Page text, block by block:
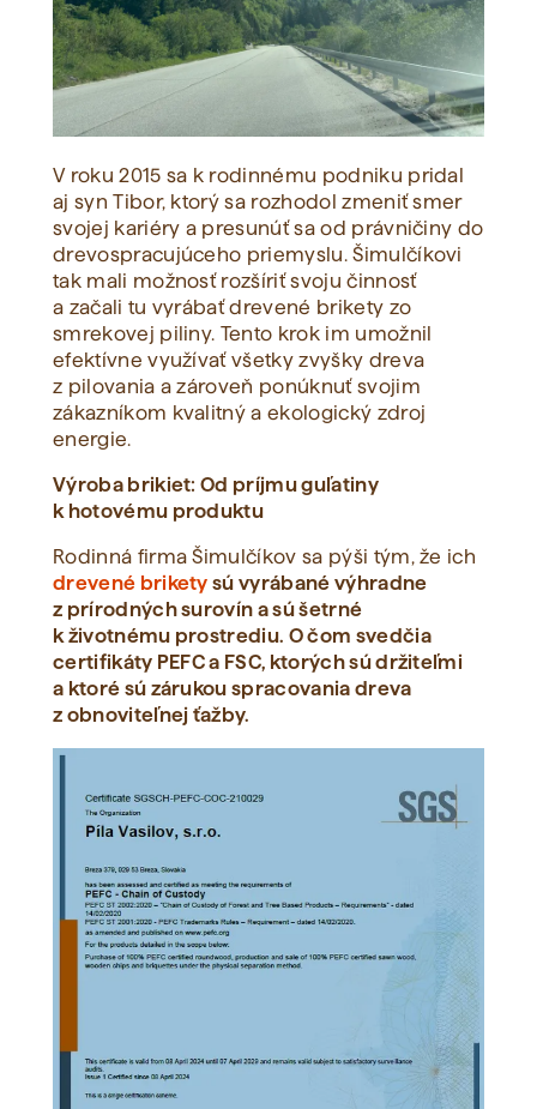
V roku 2015 sa k rodinnému podniku pridal
aj syn Tibor, ktorý sa rozhodol zmeniť smer
svojej kariéry a presunúť sa od právničiny do
drevospracujúceho priemyslu. Šimulčíkovi
tak mali možnosť rozšíriť svoju činnosť
a začali tu vyrábať drevené brikety zo
smrekovej piliny. Tento krok im umožnil
efektívne využívať všetky zvyšky dreva
z pilovania a zároveň ponúknuť svojim
zákazníkom kvalitný a ekologický zdroj
energie.
Výroba brikiet: Od príjmu guľatiny
k hotovému produktu
Rodinná firma Šimulčíkov sa pýši tým, že ich
drevené brikety sú vyrábané výhradne
z prírodných surovín a sú šetrné
k životnému prostrediu. O čom svedčia
certifikáty PEFC a FSC, ktorých sú držiteľmi
a ktoré sú zárukou spracovania dreva
z obnoviteľnej ťažby.